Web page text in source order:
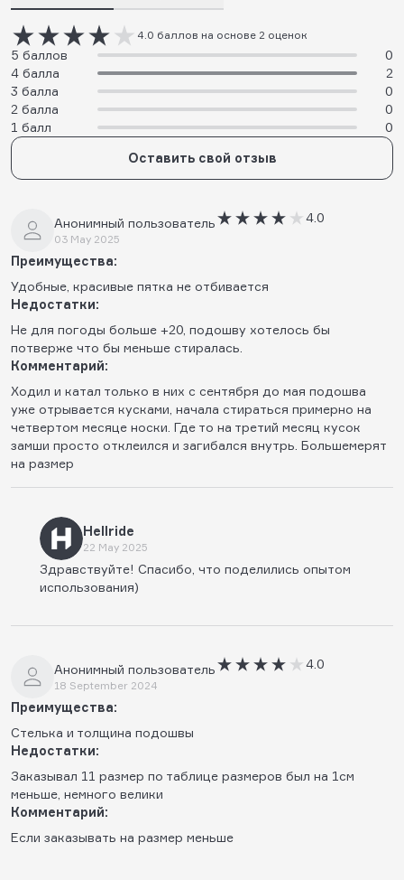
4.0 баллов на основе 2 оценок
5 баллов
0
4 балла
2
3 балла
0
2 балла
0
1 балл
0
Оставить свой отзыв
Анонимный пользователь
03 May 2025
4.0
Преимущества:
Удобные, красивые пятка не отбивается
Недостатки:
Не для погоды больше +20, подошву хотелось бы
потверже что бы меньше стиралась.
Комментарий:
Ходил и катал только в них с сентября до мая подошва
уже отрывается кусками, начала стираться примерно на
четвертом месяце носки. Где то на третий месяц кусок
замши просто отклеился и загибался внутрь. Большемерят
на размер
Hellride
22 May 2025
Здравствуйте! Спасибо, что поделились опытом
использования)
Анонимный пользователь
18 September 2024
4.0
Преимущества:
Стелька и толщина подошвы
Недостатки:
Заказывал 11 размер по таблице размеров был на 1см
меньше, немного велики
Комментарий:
Если заказывать на размер меньше